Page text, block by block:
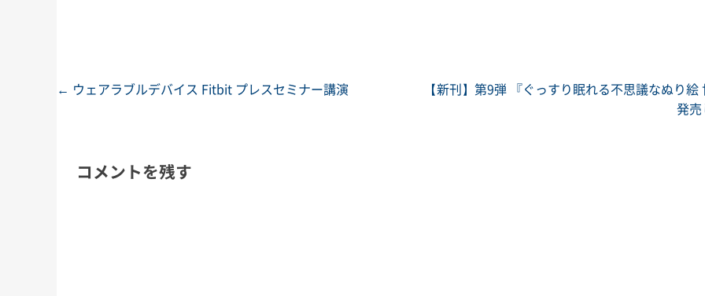
投稿ナビゲーション
← ウェアラブルデバイス Fitbit プレスセミナー講演
【新刊】第9弾 『ぐっすり眠れる不思議なぬり
発
コメントを残す